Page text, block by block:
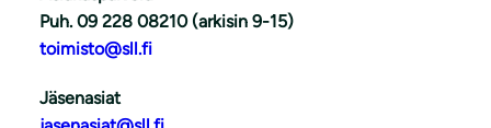
Puh. 09 228 08210 (arkisin 9-15)
toimisto@sll.fi
Jäsenasiat